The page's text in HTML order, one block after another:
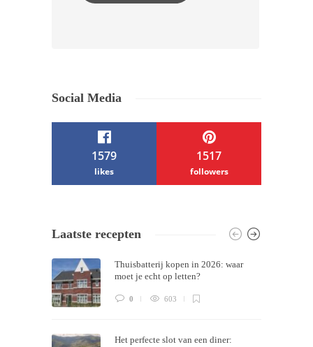
Social Media
1579
likes
1517
followers
Themes bySilicon Themes . Join us right
now!
Laatste recepten
Thuisbatterij kopen in 2026: waar
moet je echt op letten?
0 603
Het perfecte slot van een diner: